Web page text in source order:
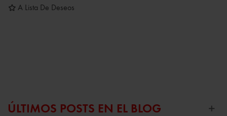
A Lista De Deseos
ÚLTIMOS POSTS EN EL BLOG